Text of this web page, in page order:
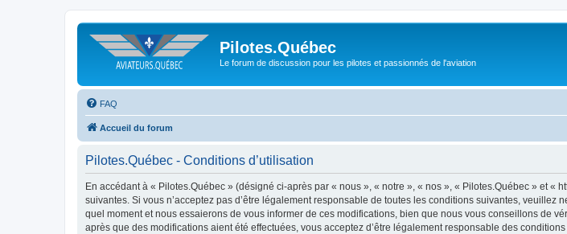
Pilotes.Québec
Le forum de discussion pour les pilotes et passionnés de l'aviation
FAQ
Accueil du forum
Pilotes.Québec - Conditions d’utilisation
En accédant à « Pilotes.Québec » (désigné ci-après par « nous », « notre », « nos », « Pilotes.Québec » et «
suivantes. Si vous n’acceptez pas d’être légalement responsable de toutes les conditions suivantes,
quel moment et nous essaierons de vous informer de ces modifications, bien que nous vous conseillons de
après que des modifications aient été effectuées, vous acceptez d’être légalement responsable des